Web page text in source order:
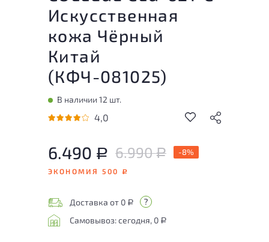
Искусственная
кожа Чёрный
Китай
(КФЧ-081025)
В наличии 12 шт.
4,0
6.490 Р 6.990Р -8%
ЭКОНОМИЯ 500Р
Доставка от 0 Р
Самовывоз: сегодня, 0 Р